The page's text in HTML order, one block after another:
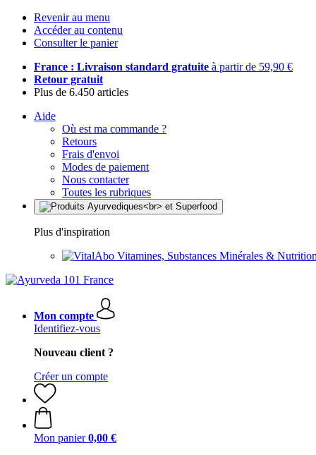
Revenir au menu
Accéder au contenu
Consulter le panier
France : Livraison standard gratuite à partir de 59,90 €
Retour gratuit
Plus de 6.450 articles
Aide
Où est ma commande ?
Retours
Frais d'envoi
Modes de paiement
Nous contacter
Toutes les rubriques
Plus d'inspiration
Vitamines, Substances Minérales &
Mon compte
Identifiez-vous
Nouveau client ?
Créer un compte
Mon panier 0,00 €